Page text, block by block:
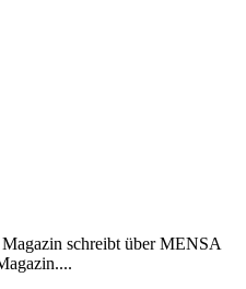
schreibt über MENSA